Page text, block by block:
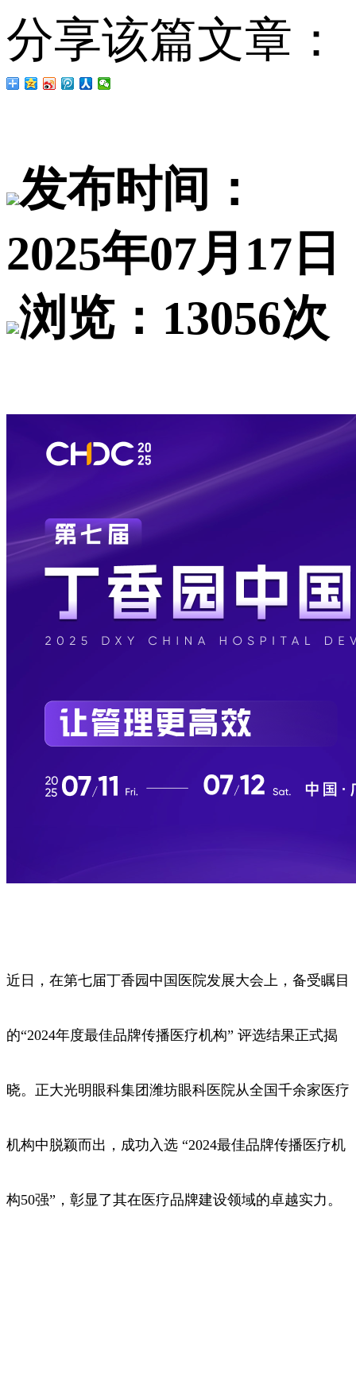
分享该篇文章：
发布时间：
2025年07月17日
浏览：13056次
近日，在第七届丁香园中国医院发展大会上，备受瞩目
的“2024年度最佳品牌传播医疗机构” 评选结果正式揭
晓。正大光明眼科集团潍坊眼科医院从全国千余家医疗
机构中脱颖而出，成功入选 “2024最佳品牌传播医疗机
构50强”，彰显了其在医疗品牌建设领域的卓越实力。